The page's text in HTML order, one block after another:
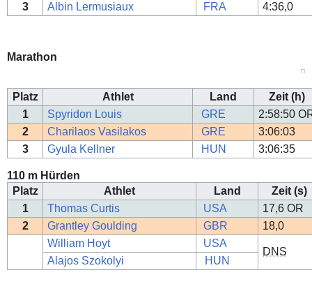
3
Albin Lermusiaux FRA 4:36,0
Marathon
Platz Athlet Land
Zeit (h)
1
Spyridon Louis GRE 2:58:50
2
Charilaos Vasilakos GRE
3:06:03
3
Gyula Kellner HUN 3:06:35
110 m Hürden
Platz
Athlet Land
Zeit (s)
1
Thomas Curtis USA 17,6OR
2
Grantley Goulding GBR
18,0
William Hoyt
USA
DNS
Alajos Szokolyi HUN